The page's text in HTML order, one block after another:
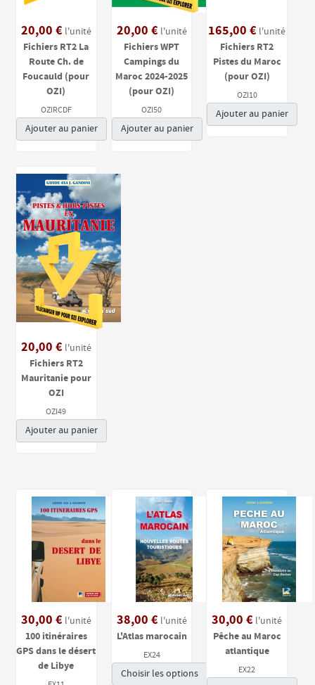
20,00 € l'unité
Fichiers RT2 La
Route Ch. de
Foucauld (pour
OZI)
OZIRCDF
Ajouter au panier
20,00 € l'unité
Fichiers WPT
Campings du
Maroc 2024-2025
(pour OZI)
OZI50
Ajouter au panier
165,00 € l'unité
Fichiers RT2
Pistes du Maroc
(pour OZI)
OZI10
Ajouter au panier
20,00 € l'unité
Fichiers RT2
Mauritanie pour
OZI
OZI49
Ajouter au panier
30,00 € l'unité
100 itinéraires
GPS dans le désert
de Libye
38,00 € l'unité
L'Atlas marocain
EX24
Choisir les options
30,00 € l'unité
Pêche au Maroc
atlantique
EX22